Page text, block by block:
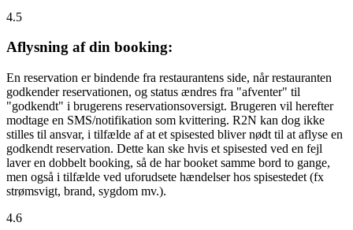
4.5
Aflysning af din booking:
En reservation er bindende fra restaurantens side, når restauranten
godkender reservationen, og status ændres fra "afventer" til
"godkendt" i brugerens reservationsoversigt. Brugeren vil herefter
modtage en SMS/notifikation som kvittering. R2N kan dog ikke
stilles til ansvar, i tilfælde af at et spisested bliver nødt til at aflyse en
godkendt reservation. Dette kan ske hvis et spisested ved en fejl
laver en dobbelt booking, så de har booket samme bord to gange,
men også i tilfælde ved uforudsete hændelser hos spisestedet (fx
strømsvigt, brand, sygdom mv.).
4.6